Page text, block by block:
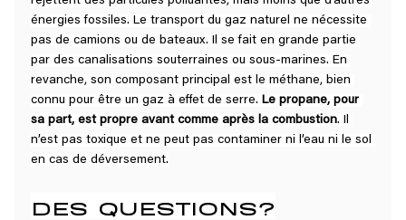
énergies fossiles. Le transport du gaz naturel ne nécessite
pas de camions ou de bateaux. Il se fait en grande partie
par des canalisations souterraines ou sous-marines. En
revanche, son composant principal est le méthane, bien
connu pour être un gaz à effet de serre. Le propane, pour
sa part, est propre avant comme après la combustion. Il
n’est pas toxique et ne peut pas contaminer ni l’eau ni le sol
en cas de déversement.
DES QUESTIONS?